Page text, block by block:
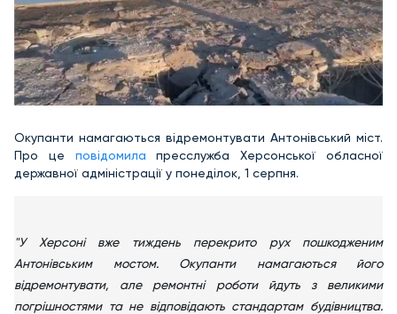
Окупанти намагаються відремонтувати Антонівський міст.
Про це повідомила пресслужба Херсонської обласної
державної адміністрації у понеділок, 1 серпня.
"У Херсоні вже тиждень перекрито рух пошкодженим
Антонівським мостом. Окупанти намагаються його
відремонтувати, але ремонтні роботи йдуть з великими
погрішностями та не відповідають стандартам будівництва.